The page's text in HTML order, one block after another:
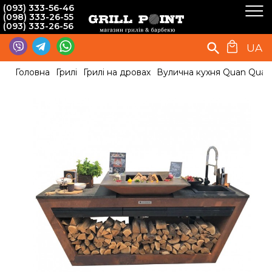
(093) 333-56-46
(098) 333-26-55
(093) 333-26-56
UA
Головна Грилі Грилі на дровах Вулична кухня Quan